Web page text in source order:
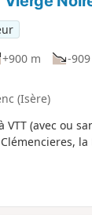
+900 m -
(Isère)
(avec ou